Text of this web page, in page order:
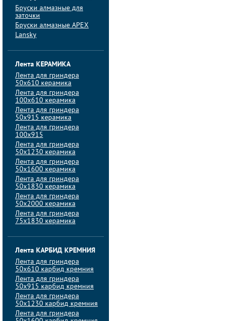
Бруски алмазные для
заточки
Бруски алмазные APEX
Lansky
Лента КЕРАМИКА
Лента для гриндера
50х610 керамика
Лента для гриндера
100х610 керамика
Лента для гриндера
50х915 керамика
Лента для гриндера
100х915
Лента для гриндера
50х1230 керамика
Лента для гриндера
50х1600 керамика
Лента для гриндера
50х1830 керамика
Лента для гриндера
50х2000 керамика
Лента для гриндера
75х1830 керамика
Лента КАРБИД КРЕМНИЯ
Лента для гриндера
50х610 карбид кремния
Лента для гриндера
50х915 карбид кремния
Лента для гриндера
50х1230 карбид кремния
Лента для гриндера